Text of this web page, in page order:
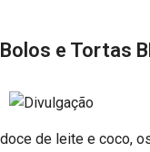
Bolos e Tortas
doce de leite e coco,